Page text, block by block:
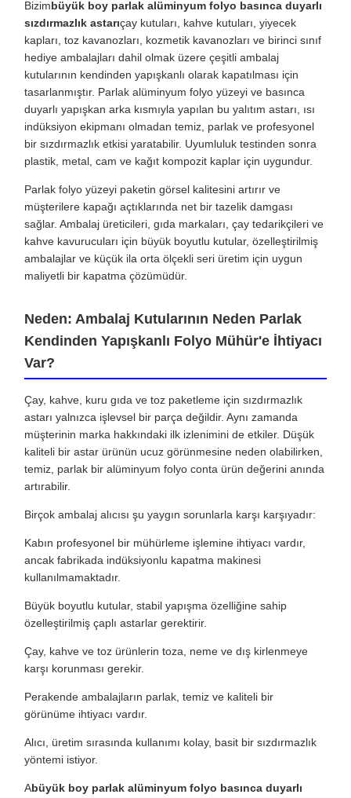
Bizimbüyük boy parlak alüminyum folyo basınca duyarlı
sızdırmazlık astarıçay kutuları, kahve kutuları, yiyecek
kapları, toz kavanozları, kozmetik kavanozları ve birinci sınıf
hediye ambalajları dahil olmak üzere çeşitli ambalaj
kutularının kendinden yapışkanlı olarak kapatılması için
tasarlanmıştır. Parlak alüminyum folyo yüzeyi ve basınca
duyarlı yapışkan arka kısmıyla yapılan bu yalıtım astarı, ısı
indüksiyon ekipmanı olmadan temiz, parlak ve profesyonel
bir sızdırmazlık etkisi yaratabilir. Uyumluluk testinden sonra
plastik, metal, cam ve kağıt kompozit kaplar için uygundur.
Parlak folyo yüzeyi paketin görsel kalitesini artırır ve
müşterilere kapağı açtıklarında net bir tazelik damgası
sağlar. Ambalaj üreticileri, gıda markaları, çay tedarikçileri ve
kahve kavurucuları için büyük boyutlu kutular, özelleştirilmiş
ambalajlar ve küçük ila orta ölçekli seri üretim için uygun
maliyetli bir kapatma çözümüdür.
Neden: Ambalaj Kutularının Neden Parlak
Kendinden Yapışkanlı Folyo Mühür'e İhtiyacı
Var?
Çay, kahve, kuru gıda ve toz paketleme için sızdırmazlık
astarı yalnızca işlevsel bir parça değildir. Aynı zamanda
müşterinin marka hakkındaki ilk izlenimini de etkiler. Düşük
kaliteli bir astar ürünün ucuz görünmesine neden olabilirken,
temiz, parlak bir alüminyum folyo conta ürün değerini anında
artırabilir.
Birçok ambalaj alıcısı şu yaygın sorunlarla karşı karşıyadır:
Kabın profesyonel bir mühürleme işlemine ihtiyacı vardır,
ancak fabrikada indüksiyonlu kapatma makinesi
kullanılmamaktadır.
Büyük boyutlu kutular, stabil yapışma özelliğine sahip
özelleştirilmiş çaplı astarlar gerektirir.
Çay, kahve ve toz ürünlerin toza, neme ve dış kirlenmeye
karşı korunması gerekir.
Perakende ambalajların parlak, temiz ve kaliteli bir
görünüme ihtiyacı vardır.
Alıcı, üretim sırasında kullanımı kolay, basit bir sızdırmazlık
yöntemi istiyor.
Abüyük boy parlak alüminyum folyo basınca duyarlı